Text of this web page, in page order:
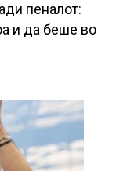
пеналот:
и да беше во